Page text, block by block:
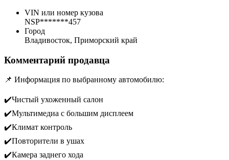
VIN или номер кузова
NSP*******457
Город
Владивосток, Приморский край
Комментарий продавца
📌 Информация по выбранному автомобилю:
✔️Чистый ухоженный салон
✔️Мультимедиа с большим дисплеем
✔️Климат контроль
✔️Повторители в ушах
✔️Камера заднего хода